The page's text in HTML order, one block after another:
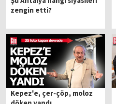
zengin etti?
Kepez'e, çer-çöp, moloz